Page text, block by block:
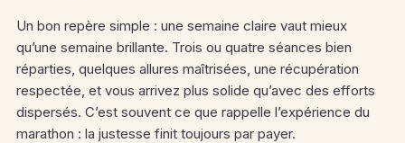
Un bon repère simple : une semaine claire vaut mieux
qu’une semaine brillante. Trois ou quatre séances bien
réparties, quelques allures maîtrisées, une récupération
respectée, et vous arrivez plus solide qu’avec des efforts
dispersés. C’est souvent ce que rappelle l’expérience du
marathon : la justesse finit toujours par payer.